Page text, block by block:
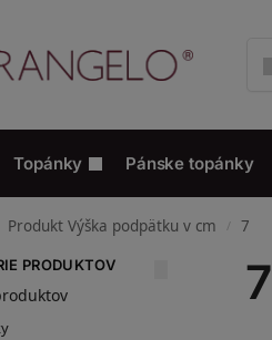
Topánky Pánske topánky
Produkt Výška podpätku v cm / 7
7
PRODUKTOV